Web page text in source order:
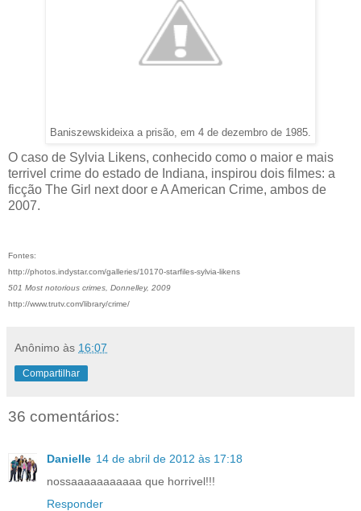
Baniszewskideixa a prisão, em 4 de dezembro de 1985.
O caso de Sylvia Likens, conhecido como o maior e mais
terrivel crime do estado de Indiana, inspirou dois filmes: a
ficção The Girl next door e A American Crime, ambos de
2007.
Fontes:
http://photos.indystar.com/galleries/10170-starfiles-sylvia-likens
501 Most notorious crimes, Donnelley, 2009
http://www.trutv.com/library/crime/
Anônimo às 16:07
Compartilhar
36 comentários:
Danielle 14 de abril de 2012 às 17:18
nossaaaaaaaaaaa que horrivel!!!
Responder